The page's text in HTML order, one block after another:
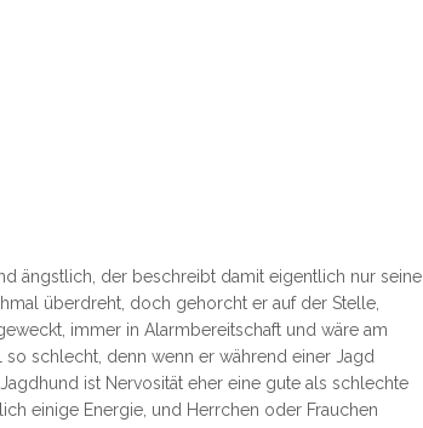
ängstlich, der beschreibt damit eigentlich nur seine
überdreht, doch gehorcht er auf der Stelle,
immer in Alarmbereitschaft und wäre am
schlecht, denn wenn er während einer Jagd
ist Nervosität eher eine gute als schlechte
einige Energie, und Herrchen oder Frauchen